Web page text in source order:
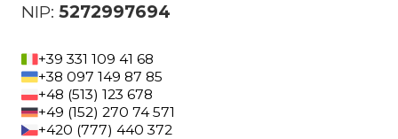
NIP: 5272997694
+39 331 109 41 68
+38 097 149 87 85
+48 (513) 123 678
+49 (152) 270 74 571
+420 (777) 440 372